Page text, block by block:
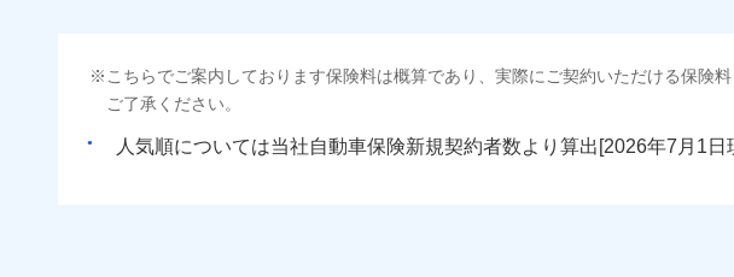
こちらでご案内しております保険料は概算であり、実際にご契約いただける保険
ご了承ください。
人気順については当社 新規契約者数より算出[ 年 月 日